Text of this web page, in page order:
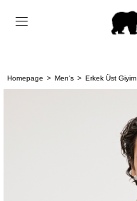
Homepage Men's Erkek Üst Giyim